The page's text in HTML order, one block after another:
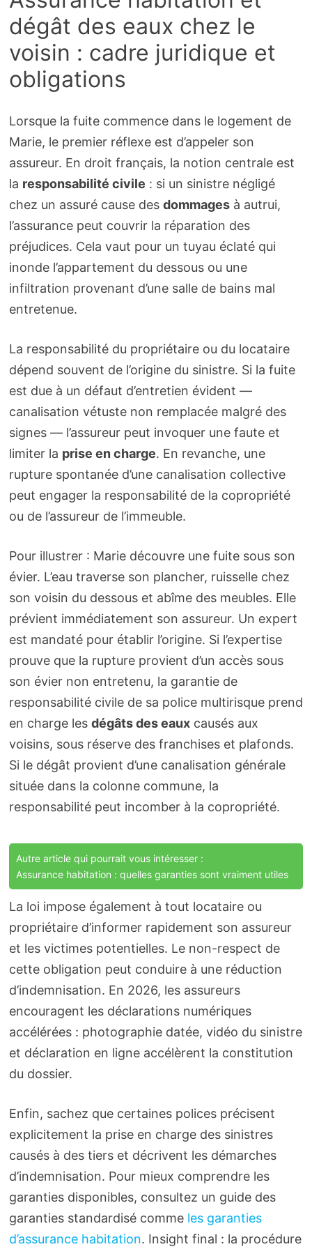
dégât des eaux chez le
voisin : cadre juridique et
obligations
Lorsque la fuite commence dans le logement de
Marie, le premier réflexe est d’appeler son
assureur. En droit français, la notion centrale est
la responsabilité civile : si un sinistre négligé
chez un assuré cause des dommagesà autrui,
l’assurance peut couvrir la réparation des
préjudices. Cela vaut pour un tuyau éclaté qui
inonde l’appartement du dessous ou une
infiltration provenant d’une salle de bains mal
entretenue.
La responsabilité du propriétaire ou du locataire
dépend souvent de l’origine du sinistre. Si la fuite
est due à un défaut d’entretien évident —
canalisation vétuste non remplacée malgré des
signes — l’assureur peut invoquer une faute et
limiter la prise en charge. En revanche, une
rupture spontanée d’une canalisation collective
peut engager la responsabilité de la copropriété
ou de l’assureur de l’immeuble.
Pour illustrer : Marie découvre une fuite sous son
évier. L’eau traverse son plancher, ruisselle chez
son voisin du dessous et abîme des meubles. Elle
prévient immédiatement son assureur. Un expert
est mandaté pour établir l’origine. Si l’expertise
prouve que la rupture provient d’un accès sous
son évier non entretenu, la garantie de
responsabilité civile de sa police multirisque prend
en charge les dégâts des eauxcausés aux
voisins, sous réserve des franchises et plafonds.
Si le dégât provient d’une canalisation générale
située dans la colonne commune, la
responsabilité peut incomber à la copropriété.
Autre article qui pourrait vous intéresser :
Assurance habitation : quelles garanties sont vraiment utiles
La loi impose également à tout locataire ou
propriétaire d’informer rapidement son assureur
et les victimes potentielles. Le non-respect de
cette obligation peut conduire à une réduction
d’indemnisation. En 2026, les assureurs
encouragent les déclarations numériques
accélérées : photographie datée, vidéo du sinistre
et déclaration en ligne accélèrent la constitution
du dossier.
Enfin, sachez que certaines polices précisent
explicitement la prise en charge des sinistres
causés à des tiers et décrivent les démarches
d’indemnisation. Pour mieux comprendre les
garanties disponibles, consultez un guide des
garanties standardisé comme les garanties
d’assurance habitation. Insight final : la procédure